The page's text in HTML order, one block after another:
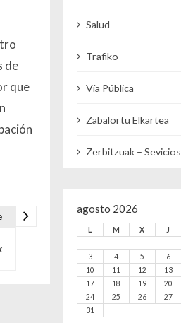
de
que
Salud
Trafiko
Vía Pública
Zabalortu Elkartea
Zerbitzuak – Sevicios
agosto 2026
L M X J
3
4 5 6
10
11 12 13
17
18 19 20
24
25 26 27
31